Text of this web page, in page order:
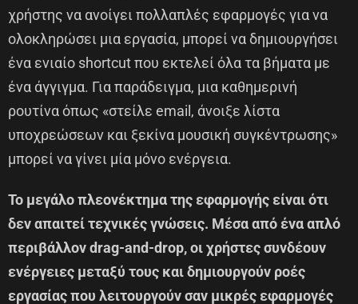
χρήστης να ανοίγει πολλαπλές εφαρμογές για να
ολοκληρώσει μια εργασία, μπορεί να δημιουργήσει
ένα ενιαίο shortcut που εκτελεί όλα τα βήματα με
ένα άγγιγμα. Για παράδειγμα, μια καθημερινή
ρουτίνα όπως «στείλε email, άνοιξε λίστα
υποχρεώσεων και ξεκίνα μουσική συγκέντρωσης»
μπορεί να γίνει μία μόνο ενέργεια.
Το μεγάλο πλεονέκτημα της εφαρμογής είναι ότι
δεν απαιτεί τεχνικές γνώσεις. Μέσα από ένα απλό
περιβάλλον drag-and-drop, οι χρήστες συνδέουν
ενέργειες μεταξύ τους και δημιουργούν ροές
εργασίας που λειτουργούν σαν μικρές εφαρμογές